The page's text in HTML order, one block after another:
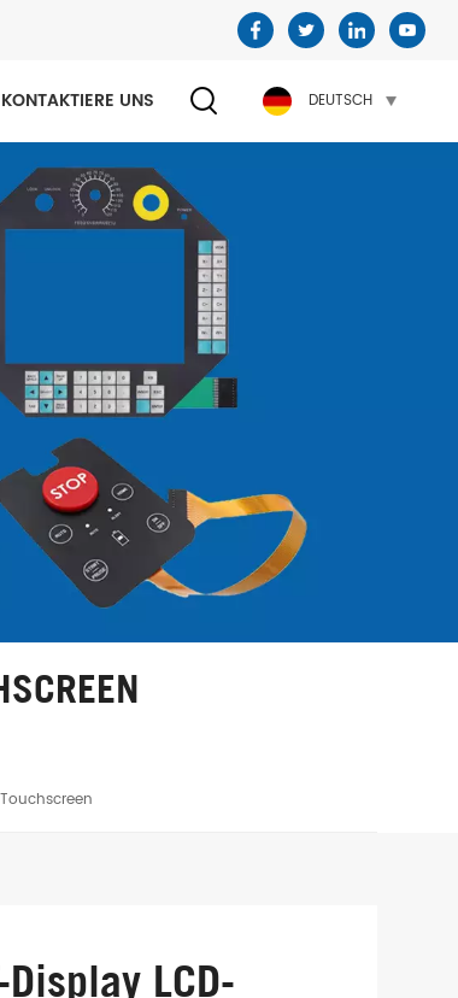
KONTAKTIERE UNS DEUTSCH
LCD-